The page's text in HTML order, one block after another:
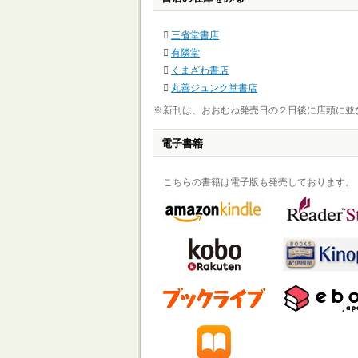
三省堂書店
有隣堂
くまざわ書店
丸善ジュンク堂書店
※新刊は、おおむね発売日の２日後に店頭に並
電子書籍
こちらの書籍は電子版も発売しております。